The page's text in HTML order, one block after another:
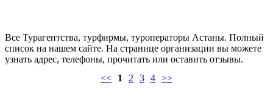
Все Турагентства, турфирмы, туроператоры Астаны. Полный
список на нашем сайте. На странице организации вы можете
узнать адрес, телефоны, прочитать или оставить отзывы.
<<
1 2 3 4 >>